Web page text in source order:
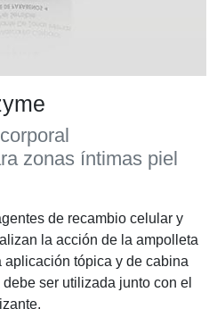
zonas íntimas piel
de recambio celular y
la acción de la ampolleta
tópica y de cabina
ser utilizada junto con el